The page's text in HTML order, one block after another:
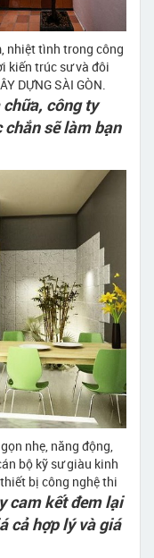
nhiệt tình trong công
kiến trúc sư và đôi
DỰNG SÀI GÒN.
công ty
sẽ làm bạn
nhẹ, năng động,
bộ kỹ sư giàu kinh
bị công nghệ thi
cam kết đem lại
cả hợp lý và giá